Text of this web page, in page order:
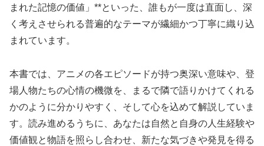
まれた記憶の価値」**といった、誰もが一度は直面し、深
く考えさせられる普遍的なテーマが繊細かつ丁寧に織り込
まれています。
本書では、アニメの各エピソードが持つ奥深い意味や、登
場人物たちの心情の機微を、まるで隣で語りかけてくれる
かのように分かりやすく、そして心を込めて解説していま
す。読み進めるうちに、あなたは自然と自身の人生経験や
価値観と物語を照らし合わせ、新たな気づきや発見を得る